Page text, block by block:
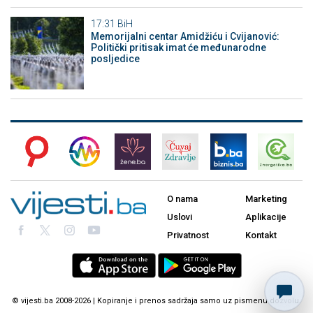
17:31 BiH
Memorijalni centar Amidžiću i Cvijanović:
Politički pritisak imat će međunarodne
posljedice
O nama
Uslovi
Privatnost
Marketing
Aplikacije
Kontakt
© vijesti.ba 2008-2026 | Kopiranje i prenos sadržaja samo uz pismenu dozvolu.